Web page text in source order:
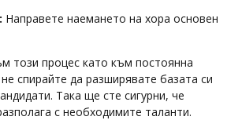
Направете наемането на хора основен
този процес като към постоянна
спирайте да разширявате базата си
Така ще сте сигурни, че
с необходимите таланти.